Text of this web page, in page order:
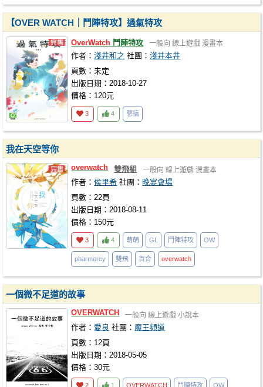
【OVER WATCH｜鬥陣特攻】過氣特攻
OverWatch 鬥陣特攻 一般向 線上遊戲 漫畫本
作者：淺井和之 社團：淺井本井
頁數：未定
出版日期：2018-10-27
價格：120元
3 4 惡搞
我在天空等你
overwatch 雙飛組 一般向 線上遊戲 漫畫本
作者：侯里希 社團： 晚宴會場
頁數：22頁
出版日期：2018-08-11
價格：150元
3 4 萌萌 GL 鬥陣特攻 OW
pharmercy 雙飛 百合 overwatch
一個微不足道的故事
OVERWATCH 一般向 線上遊戲 小說本
作者： 愛良 社團： 魔王頻道
頁數：12頁
出版日期：2018-05-05
價格：30元
2 1 OVERWATCH 鬥陣特攻 OW